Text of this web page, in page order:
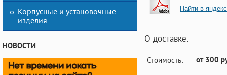
Корпусные и установочные
изделия
НОВОСТИ
Найти в яндекс
О доставке:
Стоимость: от 300